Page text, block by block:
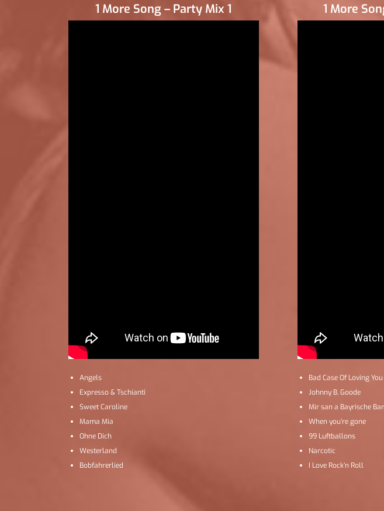
1 More Song – Party Mix 1
Angels
Expresso & Tschianti
Sweet Caroline
Mama Mia
Ohne Dich
Westerland
Bobfahrerlied
1 More
Bad Case Of Loving You
Johnny B. Goode
Mir san a Bayrische
When you’re gone
99 Luftballons
Narcotic
I Love Rock’n Roll